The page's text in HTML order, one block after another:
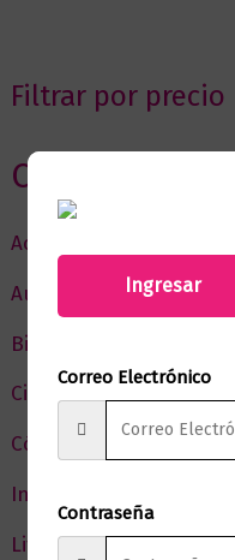
Filtrar por precio
Categorias
Actualidad
Autor del Mes
Bienestar
Ciencia y Conocimiento
Cómic y Fantasía
Infantil y Juvenil
Literatura
Ingresar
Correo Electrónico
Contraseña